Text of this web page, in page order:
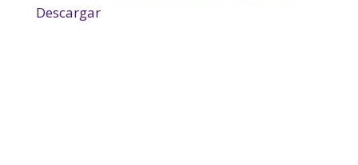
Descargar